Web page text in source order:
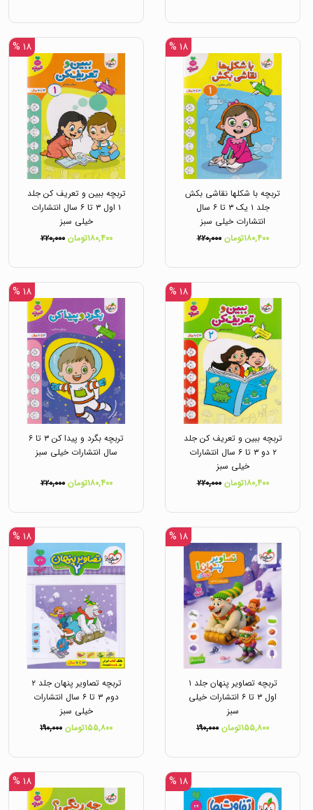
۱۸ %
تربچه با شکلها نقاشی بکش
جلد ۱ یک ۳ تا ۶ سال
انتشارات خیلی سبز
۱۸۰,۴۰۰تومان
۲۲۰,۰۰۰
۱۸ %
تربچه ببین و تعریف کن جلد
۱ اول ۳ تا ۶ سال انتشارات
خیلی سبز
۱۸۰,۴۰۰تومان
۲۲۰,۰۰۰
۱۸ %
تربچه ببین و تعریف کن جلد
۲ دو ۳ تا ۶ سال انتشارات
خیلی سبز
۱۸۰,۴۰۰تومان
۲۲۰,۰۰۰
۱۸ %
تربچه بگرد و پیدا کن ۳ تا ۶
سال انتشارات خیلی سبز
۱۸۰,۴۰۰تومان ۲۲۰,۰۰۰
۱۸ %
تربچه تصاویر پنهان جلد ۱
اول ۳ تا ۶ انتشارات خیلی
سبز
۱۵۵,۸۰۰تومان
۱۹۰,۰۰۰
۱۸ %
تربچه تصاویر پنهان جلد ۲
دوم ۳ تا ۶ سال انتشارات
خیلی سبز
۱۵۵,۸۰۰تومان
۱۹۰,۰۰۰
۱۸ % ۱۸ %